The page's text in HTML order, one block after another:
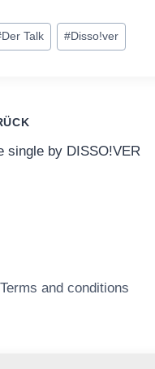
Der Talk #Disso!ver
single by DISSO!VER
and conditions